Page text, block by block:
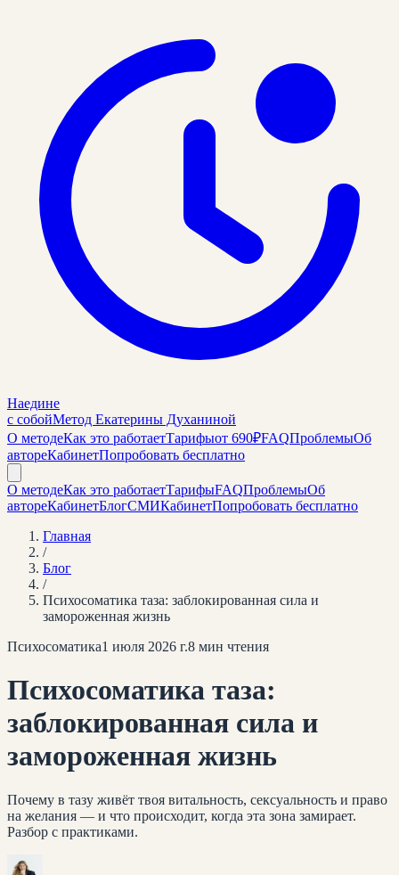
Наедине
с собойМетод Екатерины Духаниной
О методеКак это работаетТарифыот 690₽FAQПроблемыОб
автореКабинетПопробовать бесплатно
О методеКак это работаетТарифыFAQПроблемыОб
автореКабинетБлогСМИКабинетПопробовать бесплатно
Главная
/
Блог
/
Психосоматика таза: заблокированная сила и
замороженная жизнь
Психосоматика1 июля 2026 г.8 мин чтения
Психосоматика таза:
заблокированная сила и
замороженная жизнь
Почему в тазу живёт твоя витальность, сексуальность и право
на желания — и что происходит, когда эта зона замирает.
Разбор с практиками.